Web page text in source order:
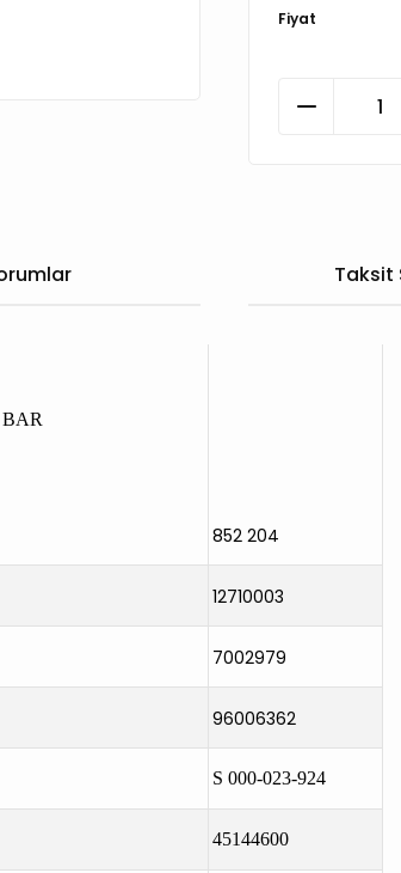
Fiyat
Taksit
852 204
12710003
7002979
96006362
S 000-023-924
45144600